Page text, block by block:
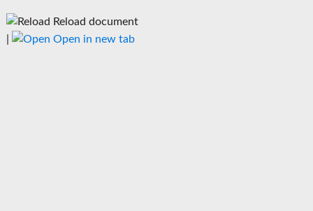
Reload document
Open in new tab